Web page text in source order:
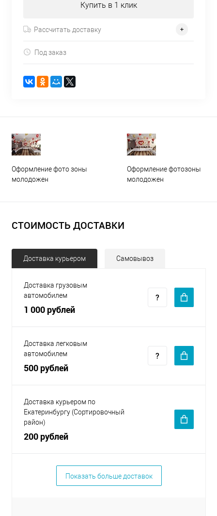
Купить в 1 клик
Рассчитать доставку
Под заказ
Оформление фото зоны
молодожен
Оформление фотозоны
молодожен
СТОИМОСТЬ ДОСТАВКИ
Доставка курьером Самовывоз
Доставка грузовым
автомобилем
1 000 рублей
Доставка легковым
автомобилем
500 рублей
Доставка курьером по
Екатеринбургу (Сортировочный
район)
200 рублей
Показать больше доставок